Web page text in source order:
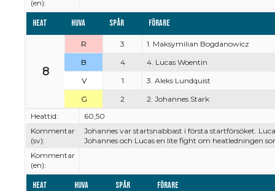
(en):
Heat Huva Spår Förare
8
R 3
1. Maksymilian Bogdanowicz
B
4
4. Lucas Woentin
V
1
3. Aleks Lundquist
G
2
2. Johannes Stark
Heattid:
60,50
Kommentar
(sv):
Johannes var startsnabbast i första startförsöket.
Johannes och Lucas en lite fight om heatledningen
Kommentar
(en):
Heat Huva Spår Förare